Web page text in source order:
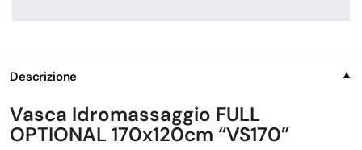
Descrizione ▼
Vasca Idromassaggio FULL
OPTIONAL 170x120cm “VS170”